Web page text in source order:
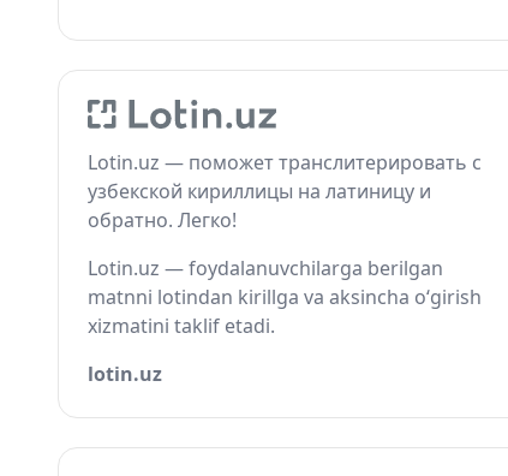
Lotin.uz — поможет транслитерировать с
узбекской кириллицы на латиницу и
обратно. Легко!
Lotin.uz — foydalanuvchilarga berilgan
matnni lotindan kirillga va aksincha o‘girish
xizmatini taklif etadi.
lotin.uz